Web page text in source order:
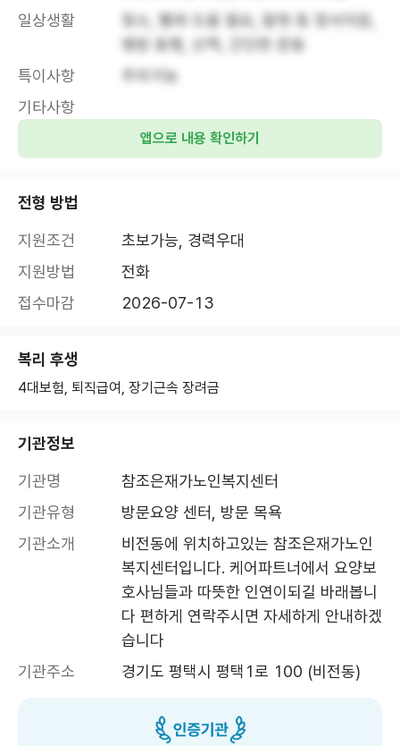
일상생활
청소, 빨래 도움 필요, 말벗 등 정서지원,
병원 동행, 산책, 간단한 운동
특이사항
주차가능
기타사항
앱으로 내용 확인하기
전형 방법
지원조건
초보가능, 경력우대
지원방법
전화
접수마감
2026-07-13
복리 후생
4대보험, 퇴직급여, 장기근속 장려금
기관정보
기관명
참조은재가노인복지센터
기관유형
방문요양 센터, 방문 목욕
기관소개
비전동에 위치하고있는 참조은재가노인
복지센터입니다. 케어파트너에서 요양보
호사님들과 따뜻한 인연이되길 바래봅니
다 편하게 연락주시면 자세하게 안내하겠
습니다
기관주소
경기도 평택시 평택1로 100 (비전동)